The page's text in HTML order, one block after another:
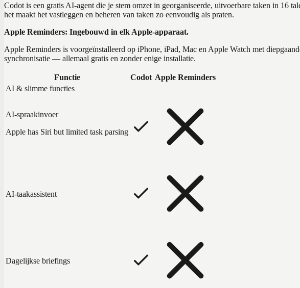
Codot is een gratis AI-agent die je stem omzet in georganiseerde, uitvoerbare taken in
het maakt het vastleggen en beheren van taken zo eenvoudig als praten.
Apple Reminders: Ingebouwd in elk Apple-apparaat.
Apple Reminders is voorgeïnstalleerd op iPhone, iPad, Mac en Apple Watch met
synchronisatie — allemaal gratis en zonder enige installatie.
Functie Codot Apple Reminders
AI & slimme functies
AI-spraakinvoer
Apple has Siri but limited task parsing
AI-taakassistent
Dagelijkse briefings